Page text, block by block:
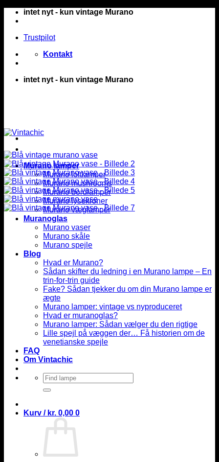
Fortsætintet nyt - kun vintage Murano
Trustpilot
Kontakt
intet nyt - kun vintage Murano
Murano lamper
Murano loftlamper
Murano mushrooms
Murano bordlamper
Murano lysekroner
Murano væglamper
Muranoglas
Murano vaser
Murano skåle
Murano spejle
Blog
Hvad er Murano?
Sådan skifter du ledning i en Murano lampe – En
trin-for-trin guide
Fake? Sådan tjekker du om din Murano lampe er
ægte
Murano lamper: vintage vs nyproduceret
Hvad er muranoglas?
Murano lamper: Sådan vælger du den rigtige
Lille spejl på væggen der… Få historien om de
venetianske spejle
FAQ
Om Vintachic
Søg
efter:
Kurv / kr. 0,00 0